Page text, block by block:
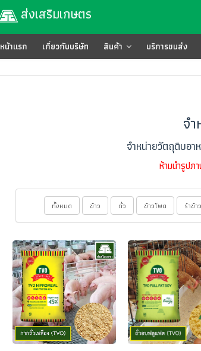
ส่งเสริมเกษตร
หน้าแรก เกี่ยวกับบริษัท สินค้า บริการขนส่ง
จ
จำหน่ายวัตถุดิบอา
ห้ามนำรูปภ
ทั้งหมด ข้าว ถั่ว ข้าวโพด รำข้าว